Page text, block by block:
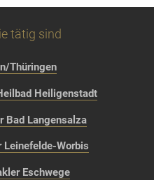
tätig sind
Thüringen
Heiligenstadt
Bad Langensalza
Leinefelde-Worbis
Eschwege